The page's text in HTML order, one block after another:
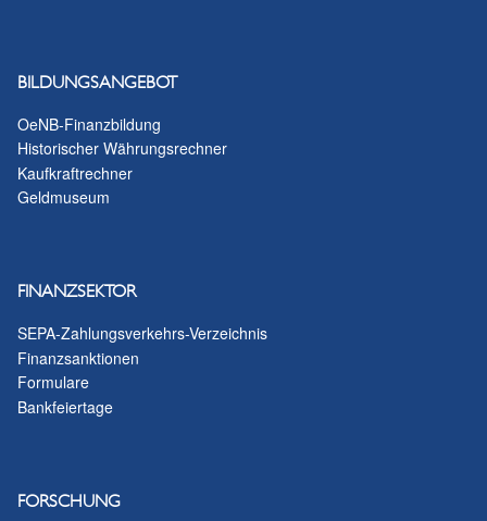
BILDUNGSANGEBOT
OeNB-Finanzbildung
Historischer Währungsrechner
Kaufkraftrechner
Geldmuseum
FINANZSEKTOR
SEPA-Zahlungsverkehrs-Verzeichnis
Finanzsanktionen
Formulare
Bankfeiertage
FORSCHUNG